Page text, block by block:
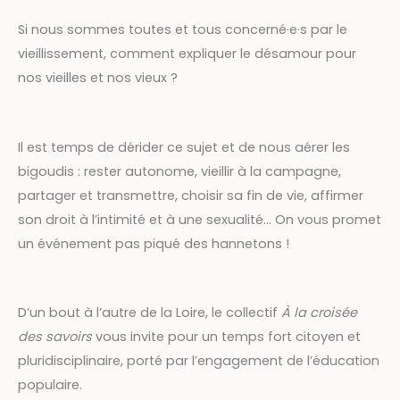
Si nous sommes toutes et tous concerné·e·s par le
vieillissement, comment expliquer le désamour pour
nos vieilles et nos vieux ?
Il est temps de dérider ce sujet et de nous aérer les
bigoudis : rester autonome, vieillir à la campagne,
partager et transmettre, choisir sa fin de vie, affirmer
son droit à l’intimité et à une sexualité… On vous promet
un événement pas piqué des hannetons !
D’un bout à l’autre de la Loire, le collectif À la croisée
des savoirs vous invite pour un temps fort citoyen et
pluridisciplinaire, porté par l’engagement de l’éducation
populaire.